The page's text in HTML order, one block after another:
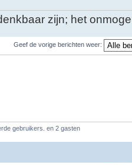
zijn; het
Geef de vorige berichten weer:
gebruikers. en 2 gasten